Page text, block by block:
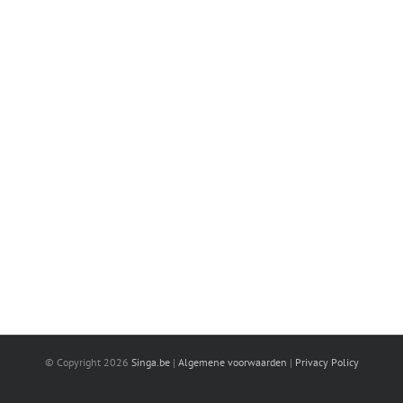
© Copyright 2026 Singa.be| Algemene voorwaarden | Privacy Policy